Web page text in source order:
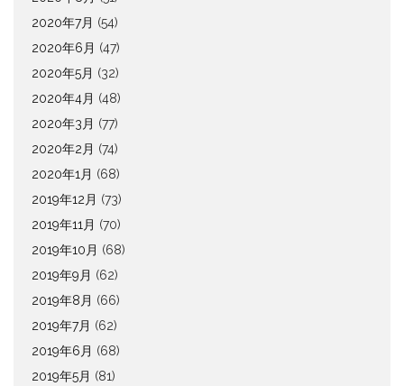
2020年7月 (54)
2020年6月 (47)
2020年5月 (32)
2020年4月 (48)
2020年3月 (77)
2020年2月 (74)
2020年1月 (68)
2019年12月 (73)
2019年11月 (70)
2019年10月 (68)
2019年9月 (62)
2019年8月 (66)
2019年7月 (62)
2019年6月 (68)
2019年5月 (81)